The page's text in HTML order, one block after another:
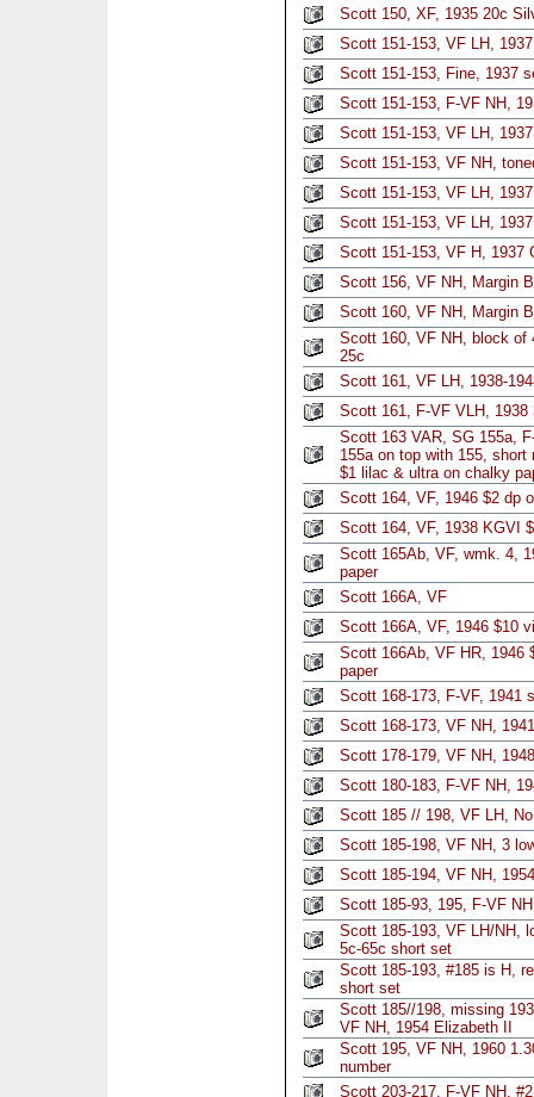
Scott 150, XF, 1935 20c
Scott 151-153, VF LH,
Scott 151-153, Fine, 1937
Scott 151-153, F-VF NH,
Scott 151-153, VF LH,
Scott 151-153, VF NH,
Scott 151-153, VF LH,
Scott 151-153, VF LH,
Scott 151-153, VF H, 1937
Scott 156, VF NH, Margin
Scott 160, VF NH, Margin
Scott 160, VF NH, block of
25c
Scott 161, VF LH, 1938-
Scott 161, F-VF VLH, 1938
Scott 163 VAR, SG 155a,
155a on top with 155,
$1 lilac & ultra on chalky
Scott 164, VF, 1946 $2 dp
Scott 164, VF, 1938 KGVI
Scott 165Ab, VF, wmk. 4,
paper
Scott 166A, VF
Scott 166A, VF, 1946 $10
Scott 166Ab, VF HR, 1946
paper
Scott 168-173, F-VF, 1941
Scott 168-173, VF NH,
Scott 178-179, VF NH,
Scott 180-183, F-VF NH,
Scott 185 // 198, VF LH,
Scott 185-198, VF NH, 3
Scott 185-194, VF NH,
Scott 185-93, 195, F-VF
Scott 185-193, VF LH/NH,
5c-65c short set
Scott 185-193, #185 is H,
short set
Scott 185//198, missing
VF NH, 1954 Elizabeth II
Scott 195, VF NH, 1960
number
Scott 203-217, F-VF NH,